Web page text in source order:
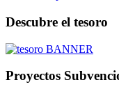
Descubre el tesoro
Proyectos